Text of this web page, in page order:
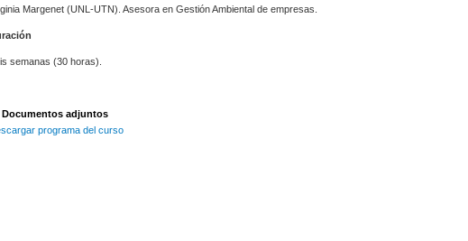
Margenet (UNL-UTN). Asesora en Gestión Ambiental de empresas.
semanas (30 horas).
Documentos adjuntos
programa del curso